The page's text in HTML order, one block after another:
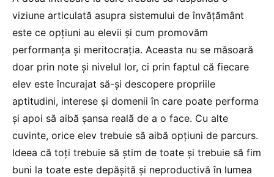
viziune articulată asupra sistemului de învățământ
este ce opțiuni au elevii și cum promovăm
performanța și meritocrația. Aceasta nu se măsoară
doar prin note și nivelul lor, ci prin faptul că fiecare
elev este încurajat să-și descopere propriile
aptitudini, interese și domenii în care poate performa
și apoi să aibă șansa reală de a o face. Cu alte
cuvinte, orice elev trebuie să aibă opțiuni de parcurs.
Ideea că toți trebuie să știm de toate și trebuie să fim
buni la toate este depășită și neproductivă în lumea